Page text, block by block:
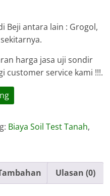
Beji antara lain : Grogol,
harga jasa uji sondir
customer service kami !!!.
Biaya Soil Test Tanah,
Ulasan (0)